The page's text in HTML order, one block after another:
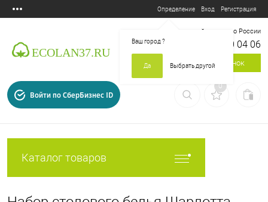
Определение
Ваш город?
Да Выбрать другой
Вход Регистрация
Бесплатный звонок по России
8 800 700 04 06
Заказать звонок
Войти по СберБизнес ID
0
Каталог товаров